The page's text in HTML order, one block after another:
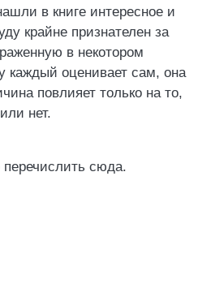
в книге интересное и
крайне признателен за
в некотором
каждый оценивает сам, она
повлияет только на то,
нет.
сюда.